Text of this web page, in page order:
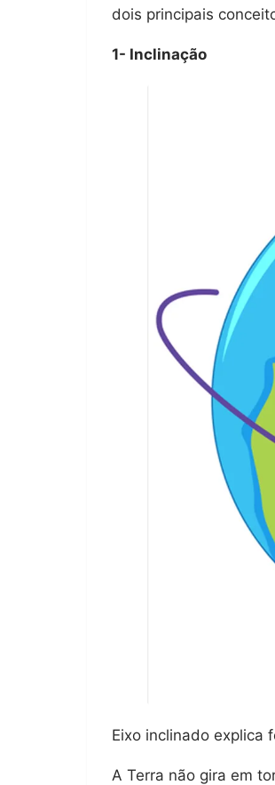
dois principais
1- Inclinação
Eixo inclinado explica
A Terra não gira em